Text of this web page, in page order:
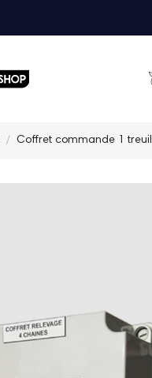
Coffret commande 1 treuil